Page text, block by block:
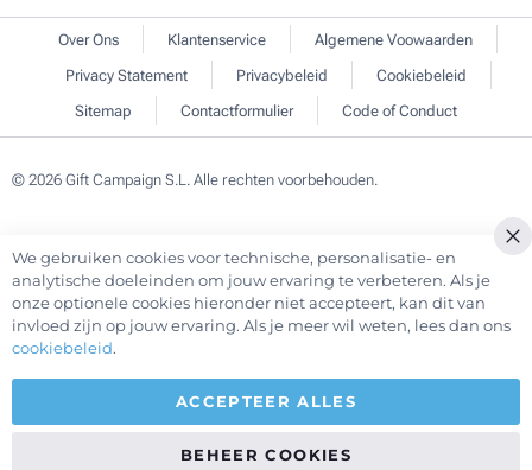
Over Ons Klantenservice
Algemene Voowaarden
Privacy Statement
Privacybeleid
Cookiebeleid
Sitemap
Contactformulier Code of Conduct
© 2026 Gift Campaign S.L. Alle rechten voorbehouden.
We gebruiken cookies voor technische, personalisatie- en
analytische doeleinden om jouw ervaring te verbeteren. Als je
onze optionele cookies hieronder niet accepteert, kan dit van
invloed zijn op jouw ervaring. Als je meer wil weten, lees dan ons
cookiebeleid.
ACCEPTEER ALLES
BEHEER COOKIES